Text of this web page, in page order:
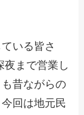
いる皆さ
夜まで営業し
昔ながらの
回は地元民